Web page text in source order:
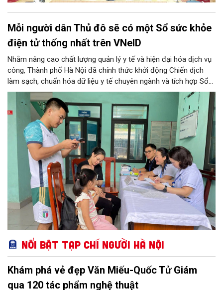
Mỗi người dân Thủ đô sẽ có một Sổ sức khỏe
điện tử thống nhất trên VNeID
Nhằm nâng cao chất lượng quản lý y tế và hiện đại hóa dịch vụ
công, Thành phố Hà Nội đã chính thức khởi động Chiến dịch
làm sạch, chuẩn hóa dữ liệu y tế chuyên ngành và tích hợp Sổ
sức khỏe điện tử trên ứng dụng VNeID. Chương trình trọng điểm
này hứa hẹn giúp mỗi người dân Thủ đô làm chủ một hồ sơ sức
khỏe điện tử duy nhất, cho phép theo dõi và chăm sóc sức
khỏe toàn diện theo vòng đời trên không gian mạng.
Nổi bật Tạp chí Người Hà Nội
Khám phá vẻ đẹp Văn Miếu-Quốc Tử Giám
qua 120 tác phẩm nghệ thuật